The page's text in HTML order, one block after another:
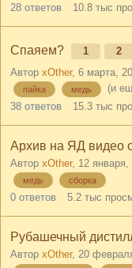
28 ответов 10.8 тыс
Спаяем? 1
2
Автор xOther, 6 марта,
пайка медь
(и
38 ответов 15.3 тыс
Архив на ЯД видео
Автор xOther, 12 января,
медь сборка
0 ответов 5.2 тыс
Рубашечный
Автор xOther, 20